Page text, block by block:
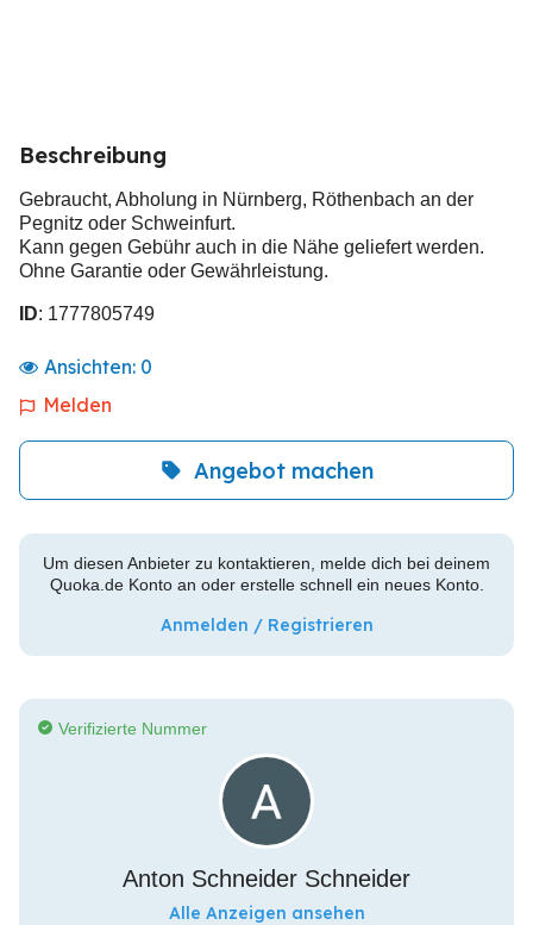
Beschreibung
Gebraucht, Abholung in Nürnberg, Röthenbach an der
Pegnitz oder Schweinfurt.
Kann gegen Gebühr auch in die Nähe geliefert werden.
Ohne Garantie oder Gewährleistung.
ID: 1777805749
Ansichten: 0
Melden
Angebot machen
Um diesen Anbieter zu kontaktieren, melde dich bei deinem
Quoka.de Konto an oder erstelle schnell ein neues Konto.
Anmelden / Registrieren
Verifizierte Nummer
Anton Schneider Schneider
Alle Anzeigen ansehen